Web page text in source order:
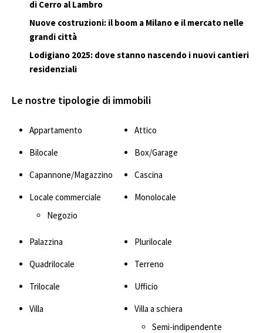
di Cerro al Lambro
Nuove costruzioni: il boom a Milano e il mercato nelle
grandi città
Lodigiano 2025: dove stanno nascendo i nuovi cantieri
residenziali
Le nostre tipologie di immobili
Appartamento
Attico
Bilocale
Box/Garage
Capannone/Magazzino
Cascina
Locale commerciale
Negozio
Monolocale
Palazzina
Plurilocale
Quadrilocale
Terreno
Trilocale
Ufficio
Villa
Villa a schiera
Semi-indipendente